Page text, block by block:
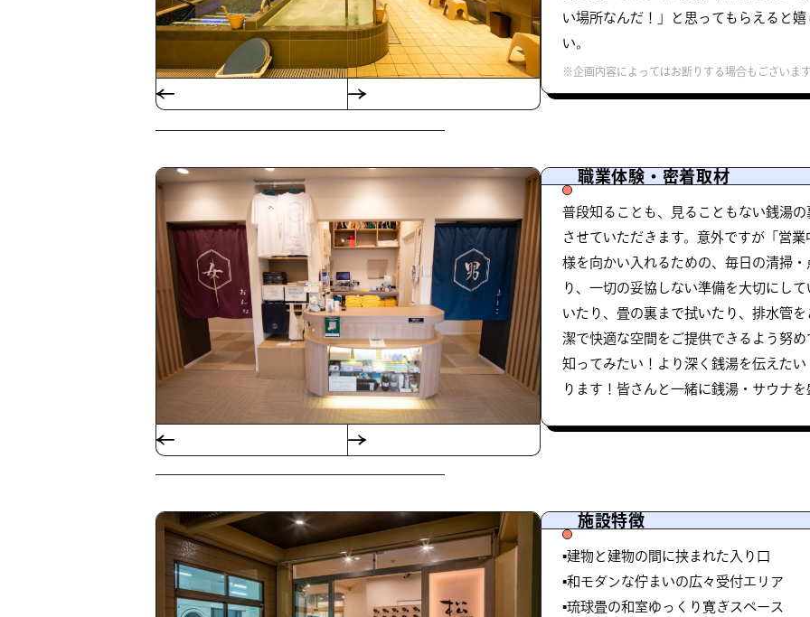
い場所なんだ！」と思ってもらえると
い。
※企画内容によってはお断りする場合もございま
職業体験・密着取材
普段知ることも、見ることもない銭湯
させていただきます。意外ですが「営
様を向かい入れるための、毎日の清掃
り、一切の妥協しない準備を大切にし
いたり、畳の裏まで拭いたり、排水管
潔で快適な空間をご提供できるよう努
知ってみたい！より深く銭湯を伝えた
ります！皆さんと一緒に銭湯・サウナ
施設特徴
▪️建物と建物の間に挟まれた入り口
▪️和モダンな佇まいの広々受付エリア
▪️琉球畳の和室ゆっくり寛ぎスペース